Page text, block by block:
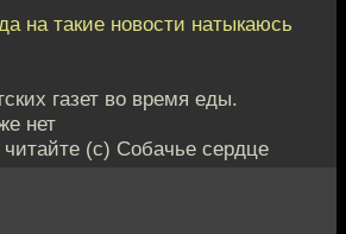
на такие новости натыкаюсь
газет во время еды.
нет
(с) Собачье сердце